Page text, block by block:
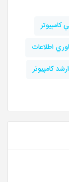
اطلاعات
كامپيوتر